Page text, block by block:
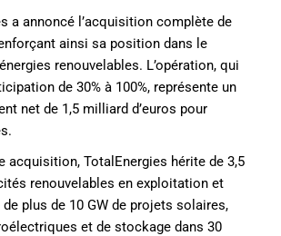
a annoncé l’acquisition complète de
ainsi sa position dans le
renouvelables. L’opération, qui
de 30% à 100%, représente un
net de 1,5 milliard d’euros pour
acquisition, TotalEnergies hérite de 3,5
renouvelables en exploitation et
de plus de 10 GW de projets solaires,
et de stockage dans 30